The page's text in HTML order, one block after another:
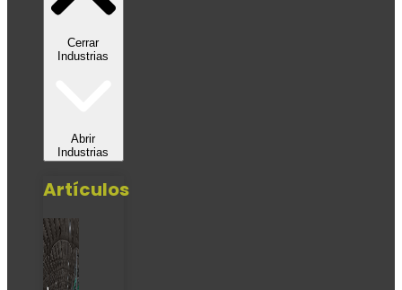
Cerrar
Industrias
Abrir
Industrias
Artículos